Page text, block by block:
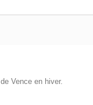
Vence en hiver.